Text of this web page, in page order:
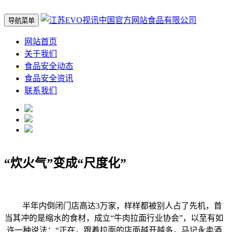
导航菜单
网站首页
关于我们
食品安全动态
食品安全资讯
联系我们
“炊火气”变成“尺度化”
半年内倒闭门店高达3万家，样样都被别人占了先机，首
当其冲的是缩水的食材，成立“牛肉拉面行业协会”，以至有如